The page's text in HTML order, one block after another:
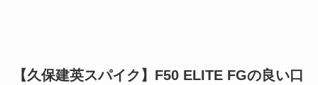
【久保建英スパイク】F50 ELITE FGの良い口